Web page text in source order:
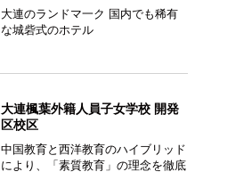
大連のランドマ一ク 国内でも稀有
な城砦式のホテル
大連楓葉外籍人員子女学校 開発
区校区
中国教育と西洋教育のハイブリッド
により、「素質教育」の理念を徹底